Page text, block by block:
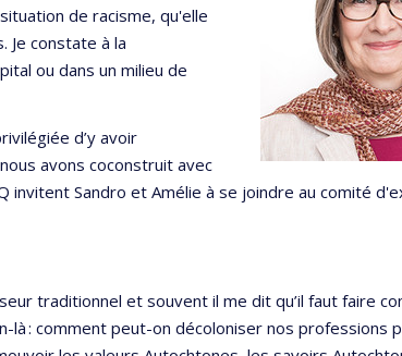
de racisme, qu'elle
constate à la
ou dans un milieu de
d’y avoir
avons coconstruit avec
invitent Sandro et Amélie à se joindre au comité
traditionnel et souvent il me dit qu’il faut faire
: comment peut-on décoloniser nos professions